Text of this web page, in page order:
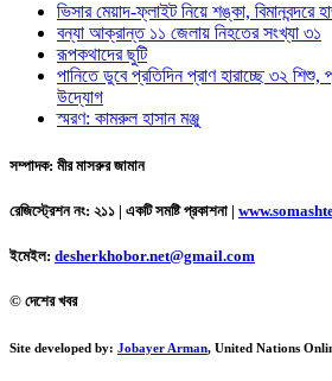
ভিসার মেয়াদ-ফ্লাইট নিয়ে শঙ্কা, বিমানবন্দরে
বন্যা আক্রান্ত ১১ জেলায় নিহতের সংখ্যা ৩১
রূপকথাদের ছুটি
পানিতে ডুবে প্রতিদিন প্রাণ হারাচ্ছে ৩২ শিশু,
উদ্যোগ
স্মরণ: কামরুল হাসান মঞ্জু
সম্পাদক: মীর মাসরুর জামান
রেজিস্ট্রেশন নং: ২১১ | একটি সমষ্টি প্রকাশনা |
ইমেইল: desherkhobor.net@gmail.com
© দেশের খবর
Site developed by: Jobayer Arman, United Nations